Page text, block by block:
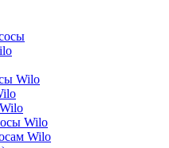
Wilo
Wilo
Wilo